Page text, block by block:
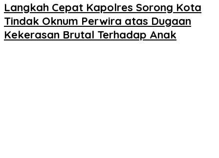
Langkah Cepat Kapolres Sorong Kota
Tindak Oknum Perwira atas Dugaan
Kekerasan Brutal Terhadap Anak